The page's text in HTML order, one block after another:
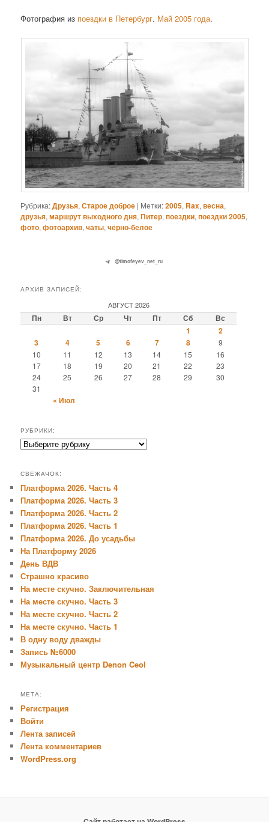
Фотография из поездки в Петербург. Май 2005 года.
Рубрика:Друзья,Старое доброе | Метки:2005, Rax,весна,
друзья,маршрут выходного дня,Питер,поездки,поездки 2005,
фото,фотоархив,чаты,чёрно-белое
@timofeyev_net_ru
АРХИВ ЗАПИСЕЙ:
АВГУСТ 2026
Пн Вт Ср Чт Пт Сб
Вс
1
2
3
4 5 6 7 8
9
10
11 12 13 14 15
16
17
18 19 20 21 22
23
24
25 26 27 28 29
30
31
« Июл
РУБРИКИ:
Рубрики:
СВЕЖАЧОК:
Платформа 2026. Часть 4
Платформа 2026. Часть 3
Платформа 2026. Часть 2
Платформа 2026. Часть 1
Платформа 2026. До усадьбы
На Платформу 2026
День ВДВ
Страшно красиво
На месте скучно. Заключительная
На месте скучно. Часть 3
На месте скучно. Часть 2
На месте скучно. Часть 1
В одну воду дважды
Запись №6000
Музыкальный центр Denon Ceol
МЕТА:
Регистрация
Войти
Лента записей
Лента комментариев
WordPress.org